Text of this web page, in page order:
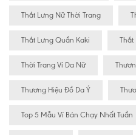
Thắt Lưng Nữ Thời Trang
Thắt Lưng Quần Kaki Thắt
Thời Trang Ví Da Nữ
Thương Hiệu Đồ Da Ý
Top 5 Mẫu Ví Bán Chạy Nhất Tuần